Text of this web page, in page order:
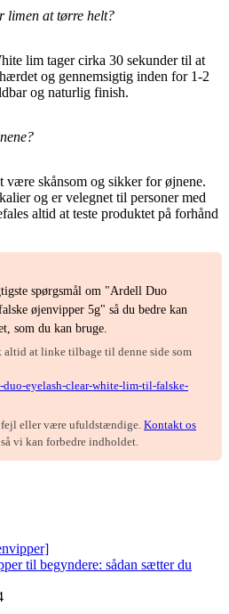
limen at tørre helt?
lim tager cirka 30 sekunder til at
og gennemsigtig inden for 1-2
og naturlig finish.
være skånsom og sikker for øjnene.
og er velegnet til personer med
altid at teste produktet på forhånd
spørgsmål om "Ardell Duo
øjenvipper 5g" så du bedre kan
som du kan bruge.
altid at linke tilbage til denne side som
eyelash-clear-white-lim-til-falske-
fejl eller være ufuldstændige. Kontakt os
vi kan forbedre indholdet.
til begyndere: sådan sætter du